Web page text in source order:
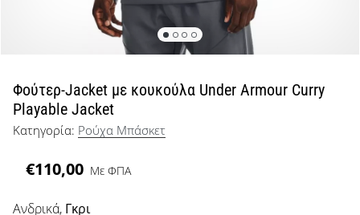
μπάσκετ
όπως
εμείς;
Έλα
μας
πρεσβευτής
Φούτερ-Jacket με κουκούλα Under Armour Curry
Playable Jacket
Κατηγορία: Ρούχα Μπάσκετ
€110,00 Με ΦΠΑ
Ανδρικά, Γκρι